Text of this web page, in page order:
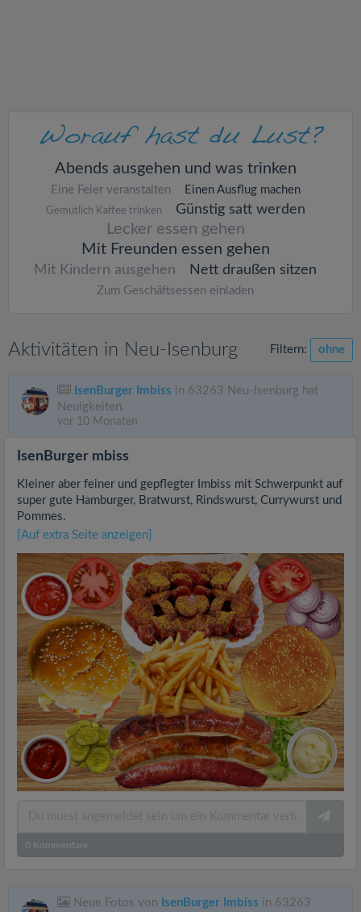
Abends ausgehen und was trinken
Eine Feier veranstalten Einen Ausflug machen
Gemütlich Kaffee trinken Günstig satt werden
Lecker essen gehen
Mit Freunden essen gehen
Mit Kindern ausgehen Nett draußen sitzen
Zum Geschäftsessen einladen
Aktivitäten in Neu-Isenburg Filtern: ohne
IsenBurger Imbiss in 63263 Neu-Isenburg hat
Neuigkeiten.
vor 10 Monaten
IsenBurger mbiss
Kleiner aber feiner und gepflegter Imbiss mit Schwerpunkt auf
super gute Hamburger, Bratwurst, Rindswurst, Currywurst und
Pommes.
[Auf extra Seite anzeigen]
0 Kommentare
Neue Fotos von IsenBurger Imbiss in 63263